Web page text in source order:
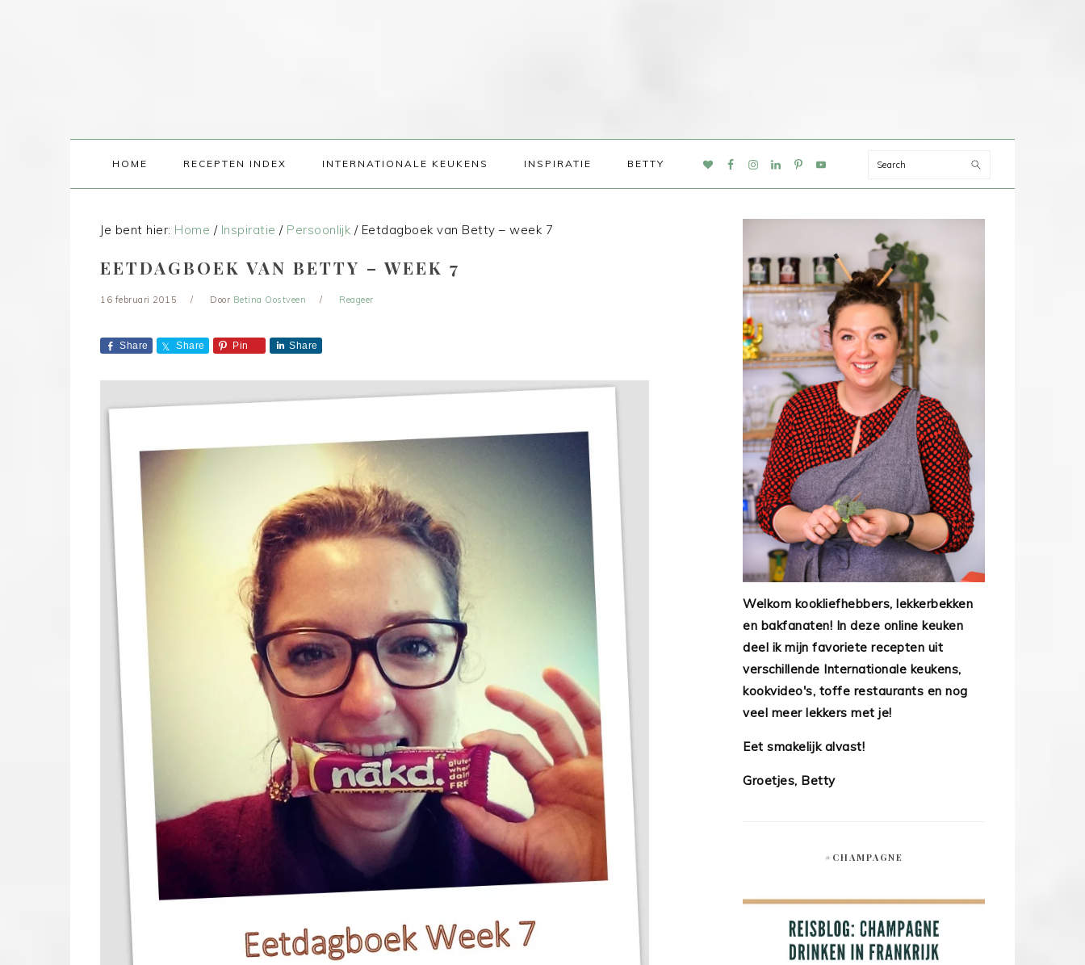
HOME RECEPTEN INDEX INTERNATIONALE KEUKENS INSPIRATIE BETTY
NAV
Search
Je bent hier: Home / Inspiratie / Persoonlijk /Eetdagboek van Betty – week 7
EETDAGBOEK VAN BETTY – WEEK 7
16 februari 2015 Door Betina Oostveen Reageer
Share Share Pin Share
Welkom kookliefhebbers, lekkerbekken
en bakfanaten! In deze online keuken
deel ik mijn favoriete recepten uit
verschillende Internationale keukens,
kookvideo's, toffe restaurants en nog
veel meer lekkers met je!
Eet smakelijk alvast!
Groetjes, Betty
#CHAMPAGNE